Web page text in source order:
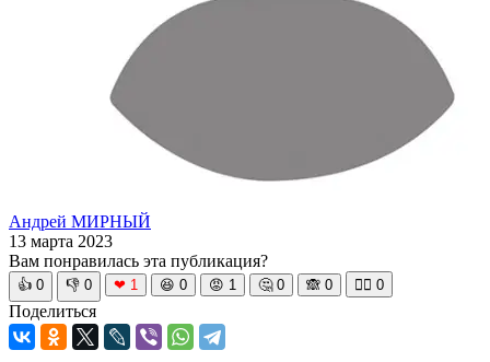
Андрей МИРНЫЙ
13 марта 2023
Вам понравилась эта публикация?
👍 0 👎 0 ❤ 1 😆 0 😡 1 🤔 0 🙈 0 🧘‍♀️ 0
Поделиться